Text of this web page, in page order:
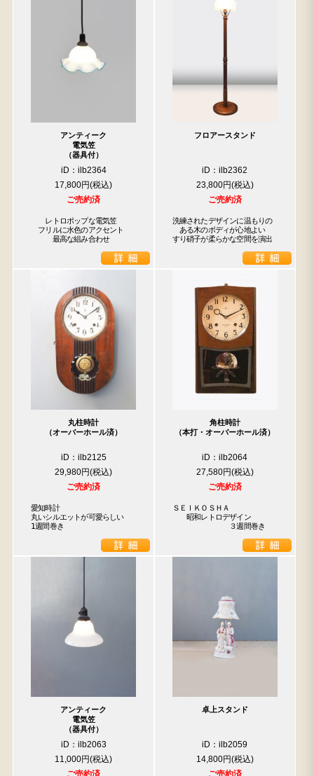
アンティーク
電気笠
（器具付）
iD：ilb2364
17,800円
ご売約済
レトロポップな電気笠
フリルに水色のアクセント
最高な組み合わせ
フロアースタンド
iD：ilb2362
23,800円
ご売約済
洗練されたデザインに温もりの
ある木のボディが心地よい
すり硝子が柔らかな空間を演出
丸柱時計
（オーバーホール済）
iD：ilb2125
29,980円
ご売約済
愛知時計
丸いシルエットが可愛らしい
1週間巻き
角柱時計
（本打・オーバーホール済）
iD：ilb2064
27,580円
ご売約済
ＳＥＩＫＯＳＨＡ
昭和レトロデザイン
３週間巻き
アンティーク
電気笠
（器具付）
iD：ilb2063
11,000円
ご売約済
卓上スタンド
iD：ilb2059
14,800円
ご売約済
検索
人気の検索キーワード
松本民芸 水屋箪笥 2678 2990
箪笥
B2770 小長火鉢 下駄箱